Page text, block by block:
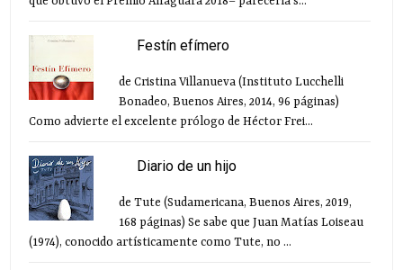
Festín efímero
de Cristina Villanueva (Instituto Lucchelli
Bonadeo, Buenos Aires, 2014, 96 páginas)
Como advierte el excelente prólogo de Héctor Frei...
Diario de un hijo
de Tute (Sudamericana, Buenos Aires, 2019,
168 páginas) Se sabe que Juan Matías Loiseau
(1974), conocido artísticamente como Tute, no ...